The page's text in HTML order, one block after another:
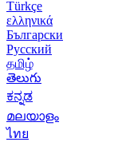
Türkçe
ελληνικά
Български
Русский
தமிழ்
తెలుగు
ಕನ್ನಡ
മലയാളം
ไทย